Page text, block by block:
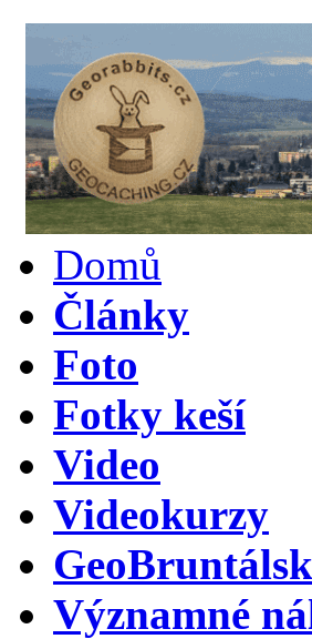
Domů
Články
Foto
Fotky keší
Video
Videokurzy
Významné